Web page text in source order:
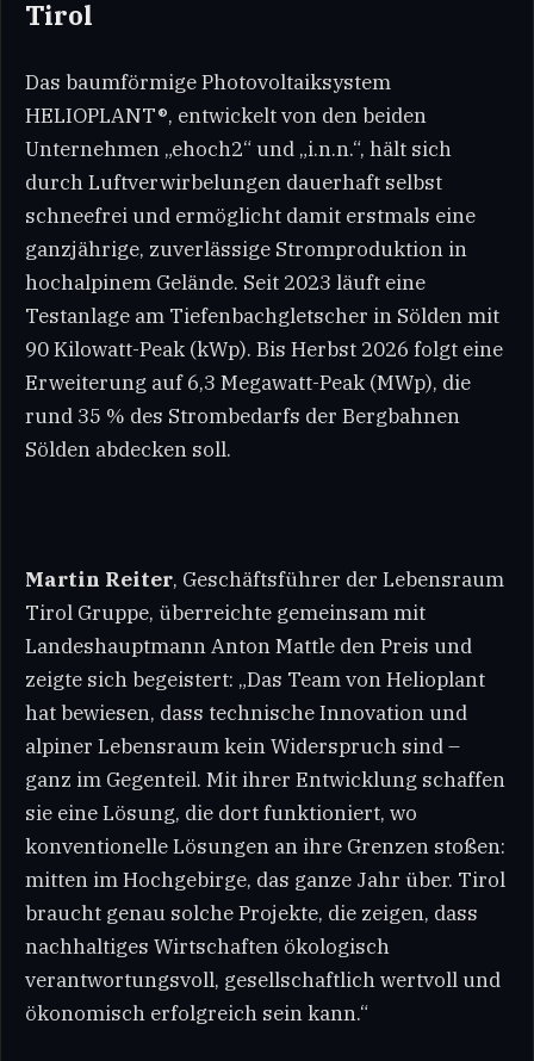
Tirol
Das baumförmige Photovoltaiksystem
HELIOPLANT®, entwickelt von den beiden
Unternehmen „ehoch2“ und „i.n.n.“, hält sich
durch Luftverwirbelungen dauerhaft selbst
schneefrei und ermöglicht damit erstmals eine
ganzjährige, zuverlässige Stromproduktion in
hochalpinem Gelände. Seit 2023 läuft eine
Testanlage am Tiefenbachgletscher in Sölden mit
90 Kilowatt-Peak (kWp). Bis Herbst 2026 folgt eine
Erweiterung auf 6,3 Megawatt-Peak (MWp), die
rund 35 % des Strombedarfs der Bergbahnen
Sölden abdecken soll.
Martin Reiter, Geschäftsführer der Lebensraum
Tirol Gruppe, überreichte gemeinsam mit
Landeshauptmann Anton Mattle den Preis und
zeigte sich begeistert: „Das Team von Helioplant
hat bewiesen, dass technische Innovation und
alpiner Lebensraum kein Widerspruch sind –
ganz im Gegenteil. Mit ihrer Entwicklung schaffen
sie eine Lösung, die dort funktioniert, wo
konventionelle Lösungen an ihre Grenzen stoßen:
mitten im Hochgebirge, das ganze Jahr über. Tirol
braucht genau solche Projekte, die zeigen, dass
nachhaltiges Wirtschaften ökologisch
verantwortungsvoll, gesellschaftlich wertvoll und
ökonomisch erfolgreich sein kann.“